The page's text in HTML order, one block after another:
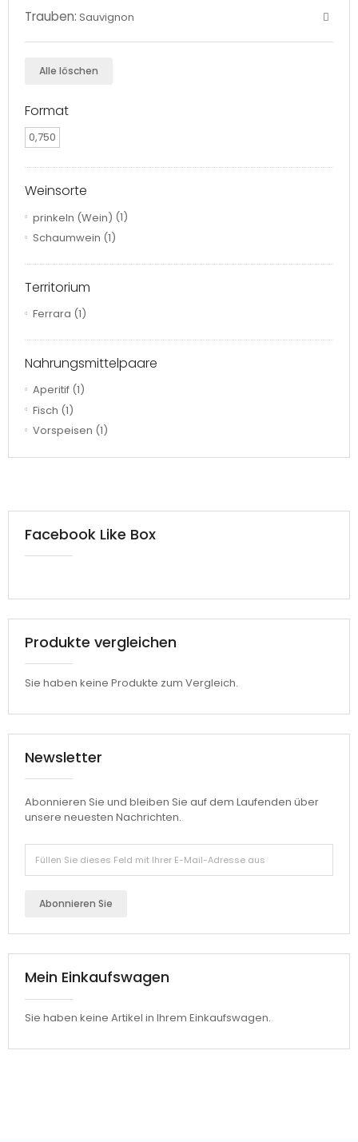
Trauben: Sauvignon
Alle löschen
Format
0,750
Weinsorte
prinkeln (Wein) (1)
Schaumwein (1)
Territorium
Ferrara (1)
Nahrungsmittelpaare
Aperitif (1)
Fisch (1)
Vorspeisen (1)
Facebook Like Box
Produkte vergleichen
Sie haben keine Produkte zum Vergleich.
Newsletter
Abonnieren Sie und bleiben Sie auf dem Laufenden über
unsere neuesten Nachrichten.
Abonnieren Sie
Mein Einkaufswagen
Sie haben keine Artikel in Ihrem Einkaufswagen.